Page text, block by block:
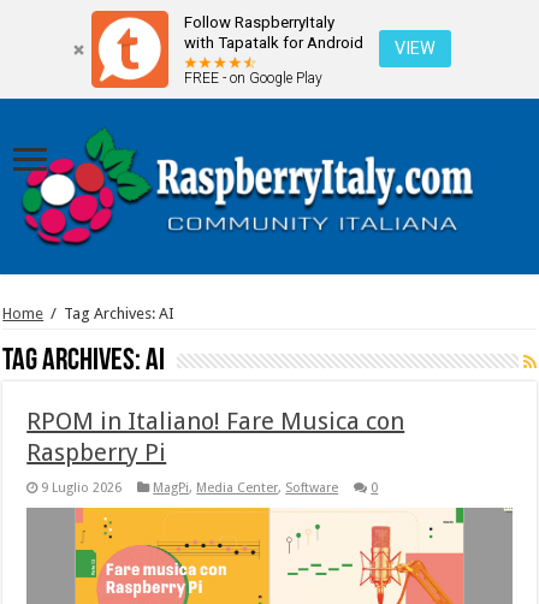
Follow RaspberryItaly
with Tapatalk for Android
FREE - on Google Play
VIEW
Home / Tag Archives: AI
Tag Archives:AI
RPOM in Italiano! Fare Musica con
Raspberry Pi
9 Luglio 2026 MagPi, Media Center, Software 0